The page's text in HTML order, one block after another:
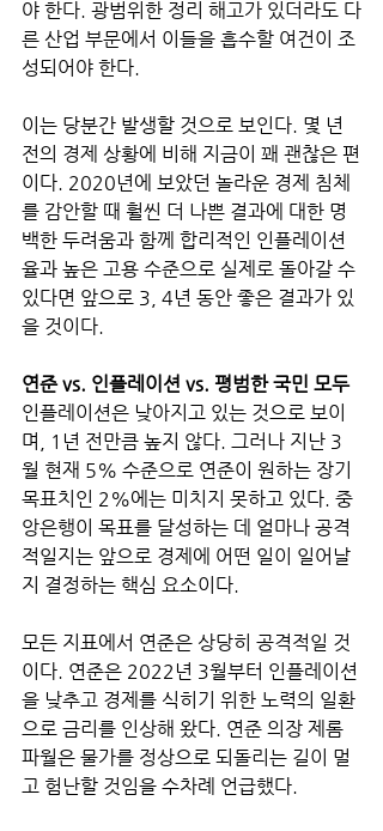
야 한다. 광범위한 정리 해고가 있더라도 다
른 산업 부문에서 이들을 흡수할 여건이 조
성되어야 한다.
이는 당분간 발생할 것으로 보인다. 몇 년
전의 경제 상황에 비해 지금이 꽤 괜찮은 편
이다. 2020년에 보았던 놀라운 경제 침체
를 감안할 때 훨씬 더 나쁜 결과에 대한 명
백한 두려움과 함께 합리적인 인플레이션
율과 높은 고용 수준으로 실제로 돌아갈 수
있다면 앞으로 3, 4년 동안 좋은 결과가 있
을 것이다.
연준 vs. 인플레이션 vs. 평범한 국민 모두
인플레이션은 낮아지고 있는 것으로 보이
며, 1년 전만큼 높지 않다. 그러나 지난 3
월 현재 5% 수준으로 연준이 원하는 장기
목표치인 2%에는 미치지 못하고 있다. 중
앙은행이 목표를 달성하는 데 얼마나 공격
적일지는 앞으로 경제에 어떤 일이 일어날
지 결정하는 핵심 요소이다.
모든 지표에서 연준은 상당히 공격적일 것
이다. 연준은 2022년 3월부터 인플레이션
을 낮추고 경제를 식히기 위한 노력의 일환
으로 금리를 인상해 왔다. 연준 의장 제롬
파월은 물가를 정상으로 되돌리는 길이 멀
고 험난할 것임을 수차례 언급했다.